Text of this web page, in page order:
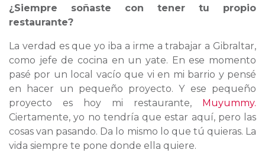
¿Siempre soñaste con tener tu propio
restaurante?
La verdad es que yo iba a irme a trabajar a Gibraltar,
como jefe de cocina en un yate. En ese momento
pasé por un local vacío que vi en mi barrio y pensé
en hacer un pequeño proyecto. Y ese pequeño
proyecto es hoy mi restaurante, Muyummy.
Ciertamente, yo no tendría que estar aquí, pero las
cosas van pasando. Da lo mismo lo que tú quieras. La
vida siempre te pone donde ella quiere.